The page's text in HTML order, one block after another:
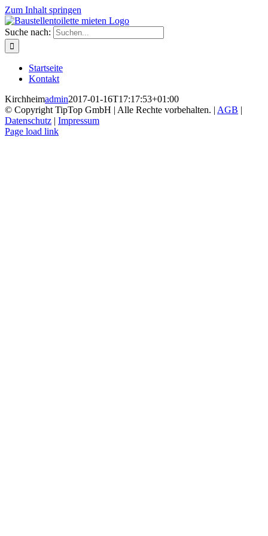
Zum Inhalt springen
Suche nach:
Startseite
Kontakt
Kirchheimadmin2017-01-16T17:17:53+01:00
© Copyright TipTop GmbH | Alle Rechte vorbehalten. | AGB |
Datenschutz | Impressum
Page load link